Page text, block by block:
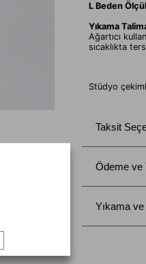
L Beden
Yıkama
Ağartıcı
sıcaklıkta
Stüdyo
Taksit
Ödeme ve
Yıkama ve